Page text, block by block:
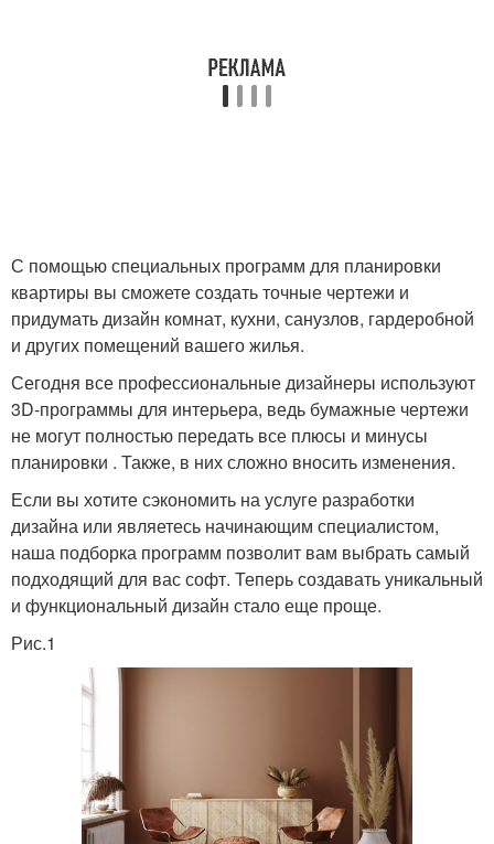
С помощью специальных программ для планировки
квартиры вы сможете создать точные чертежи и
придумать дизайн комнат, кухни, санузлов, гардеробной
и других помещений вашего жилья.
Сегодня все профессиональные дизайнеры используют
3D-программы для интерьера, ведь бумажные чертежи
не могут полностью передать все плюсы и минусы
планировки . Также, в них сложно вносить изменения.
Если вы хотите сэкономить на услуге разработки
дизайна или являетесь начинающим специалистом,
наша подборка программ позволит вам выбрать самый
подходящий для вас софт. Теперь создавать уникальный
и функциональный дизайн стало еще проще.
Рис.1